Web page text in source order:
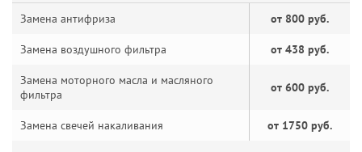
Замена антифриза от 800 руб.
Замена воздушного фильтра от 438 руб.
Замена моторного масла и масляного
фильтра
от 600 руб.
Замена свечей накаливания от 1750 руб.